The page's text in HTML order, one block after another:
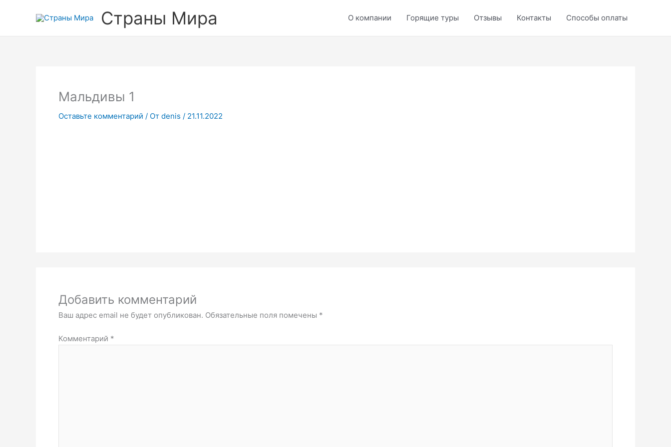
Страны Мира О компании Горящие туры Отзывы Контакты Способы оплаты
Мальдивы 1
Оставьте комментарий / От denis / 21.11.2022
Добавить комментарий
Ваш адрес email не будет опубликован. Обязательные поля помечены *
Комментарий *